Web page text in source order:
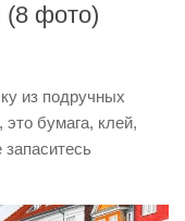
(8 фото)
из подручных
бумага, клей,